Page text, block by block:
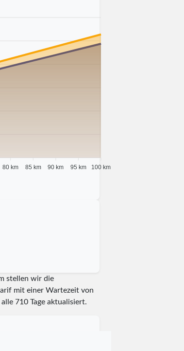
80 km 85 km 90 km 95 km 100 km
stellen wir die
mit einer Wartezeit von
710Tage aktualisiert.